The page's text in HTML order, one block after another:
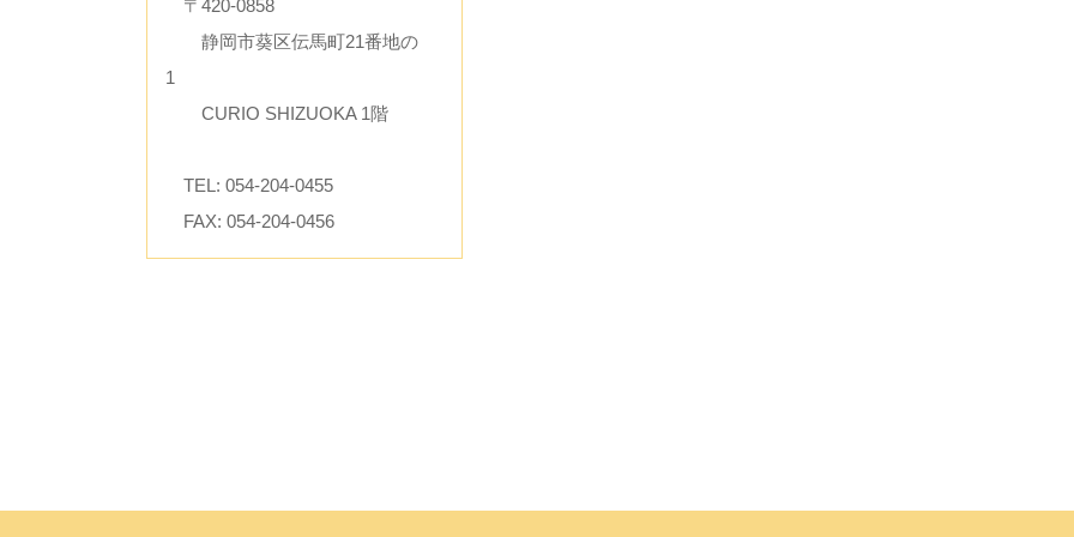
〒420-0858
静岡市葵区伝馬町21番地の
1
CURIO SHIZUOKA 1階
TEL: 054-204-0455
FAX: 054-204-0456